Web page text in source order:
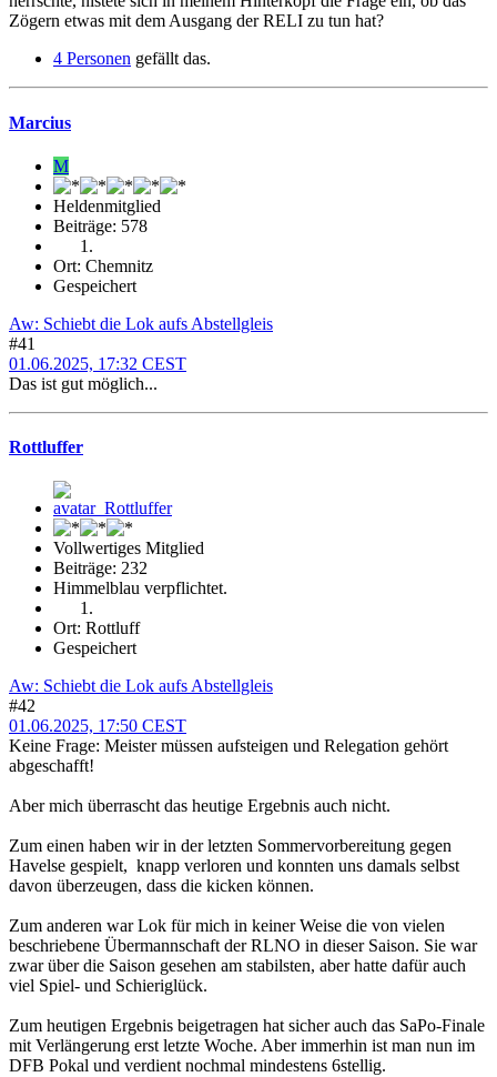
Zögern etwas mit dem Ausgang der RELI zu tun hat?
4 Personen gefällt das.
Marcius
M
Heldenmitglied
Beiträge: 578
Ort: Chemnitz
Gespeichert
Aw: Schiebt die Lok aufs Abstellgleis
#41
01.06.2025, 17:32 CEST
Das ist gut möglich...
Rottluffer
Vollwertiges Mitglied
Beiträge: 232
Himmelblau verpflichtet.
Ort: Rottluff
Gespeichert
Aw: Schiebt die Lok aufs Abstellgleis
#42
01.06.2025, 17:50 CEST
Keine Frage: Meister müssen aufsteigen und Relegation gehört
abgeschafft!
Aber mich überrascht das heutige Ergebnis auch nicht.
Zum einen haben wir in der letzten Sommervorbereitung gegen
Havelse gespielt, knapp verloren und konnten uns damals selbst
davon überzeugen, dass die kicken können.
Zum anderen war Lok für mich in keiner Weise die von vielen
beschriebene Übermannschaft der RLNO in dieser Saison. Sie war
zwar über die Saison gesehen am stabilsten, aber hatte dafür auch
viel Spiel- und Schieriglück.
Zum heutigen Ergebnis beigetragen hat sicher auch das SaPo-Finale
mit Verlängerung erst letzte Woche. Aber immerhin ist man nun im
DFB Pokal und verdient nochmal mindestens 6stellig.